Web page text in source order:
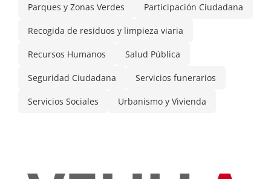
Parques y Zonas Verdes Participación Ciudadana
Recogida de residuos y limpieza viaria
Recursos Humanos Salud Pública
Seguridad Ciudadana Servicios funerarios
Servicios Sociales Urbanismo y Vivienda